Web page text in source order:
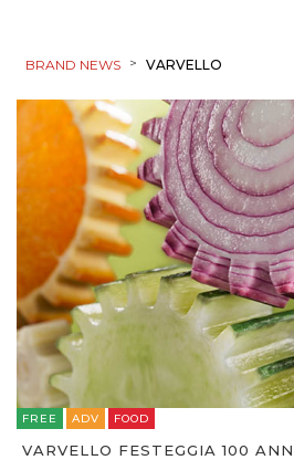
NORMATIVE
TREND
CASE HISTORY
OPINIONI
BRAND NEWS > VARVELLO
FREE ADV FOOD
VARVELLO FESTEGGIA 100